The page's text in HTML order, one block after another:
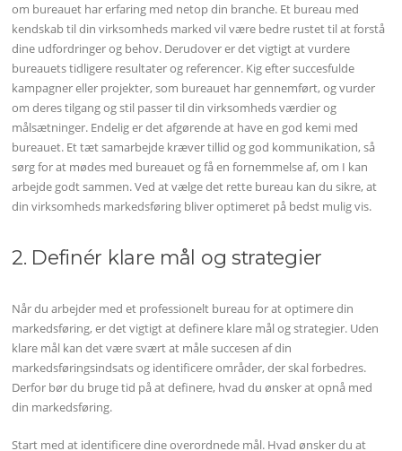
om bureauet har erfaring med netop din branche. Et bureau med
kendskab til din virksomheds marked vil være bedre rustet til at forstå
dine udfordringer og behov. Derudover er det vigtigt at vurdere
bureauets tidligere resultater og referencer. Kig efter succesfulde
kampagner eller projekter, som bureauet har gennemført, og vurder
om deres tilgang og stil passer til din virksomheds værdier og
målsætninger. Endelig er det afgørende at have en god kemi med
bureauet. Et tæt samarbejde kræver tillid og god kommunikation, så
sørg for at mødes med bureauet og få en fornemmelse af, om I kan
arbejde godt sammen. Ved at vælge det rette bureau kan du sikre, at
din virksomheds markedsføring bliver optimeret på bedst mulig vis.
2. Definér klare mål og strategier
Når du arbejder med et professionelt bureau for at optimere din
markedsføring, er det vigtigt at definere klare mål og strategier. Uden
klare mål kan det være svært at måle succesen af ​​din
markedsføringsindsats og identificere områder, der skal forbedres.
Derfor bør du bruge tid på at definere, hvad du ønsker at opnå med
din markedsføring.
Start med at identificere dine overordnede mål. Hvad ønsker du at